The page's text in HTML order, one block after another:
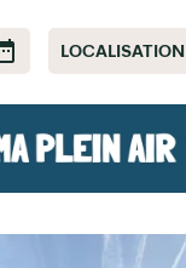
LOCALISATION